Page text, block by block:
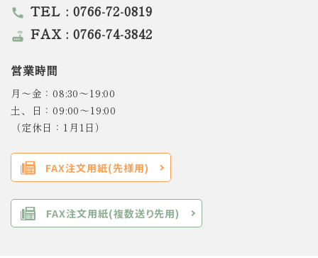
call TEL : 0766-72-0819
router FAX : 0766-74-3842
営業時間
月～金：08:30～19:00
土、日：09:00～19:00
（定休日：1月1日）
FAX注文用紙(先様用)
FAX注文用紙(複数送り先用)